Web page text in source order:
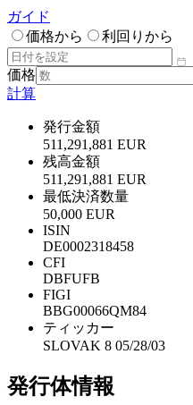
ガイド
価格から
利回りから
価格
計算
発行金額
511,291,881 EUR
残高金額
511,291,881 EUR
最低決済数量
50,000 EUR
ISIN
DE0002318458
CFI
DBFUFB
FIGI
BBG00066QM84
ティッカー
SLOVAK 8 05/28/03
発行体情報